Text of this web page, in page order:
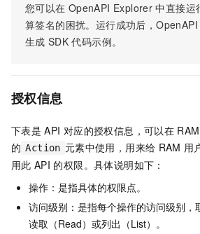
您可以在 OpenAPI Explorer 中直接运
算签名的困扰。运行成功后，
生成 SDK 代码示例。
授权信息
下表是 API 对应的授权信息，可以在 RAM
的 Action 元素中使用，用来给 RAM 用
用此 API 的权限。具体说明如下：
操作：是指具体的权限点。
访问级别：是指每个操作的访问级别，
读取（Read）或列出（List）。